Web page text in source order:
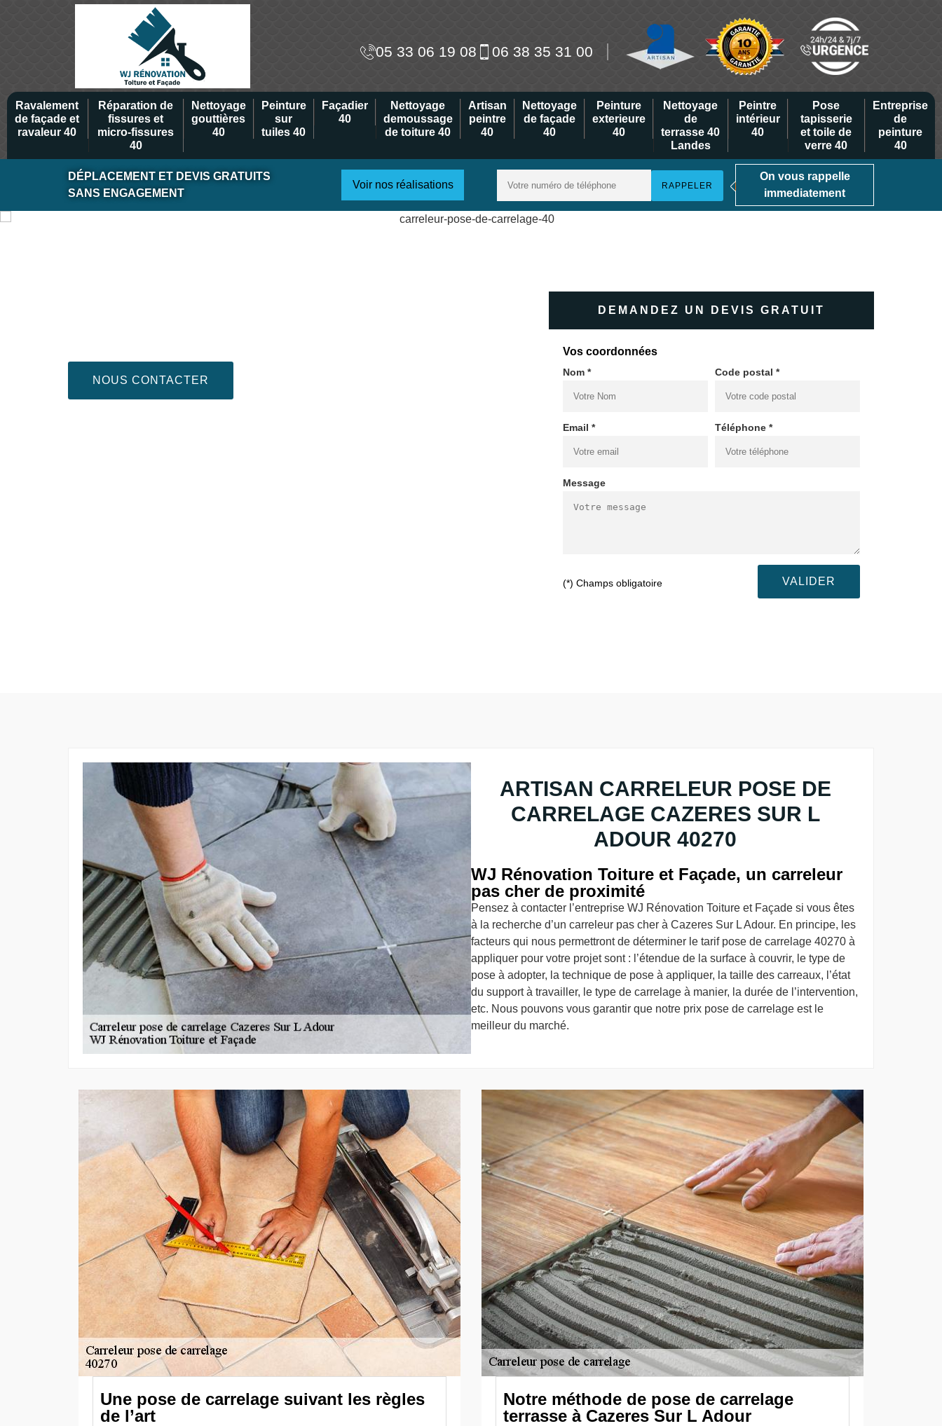
05 33 06 19 08 06 38 35 31 00
Ravalement
de façade et
ravaleur 40
Réparation de
fissures et
micro-fissures
40
Nettoyage
gouttières
40
Peinture
sur
tuiles 40
Façadier
40
Nettoyage
demoussage
de toiture 40
Artisan
peintre
40
Nettoyage
de façade
40
Peinture
exterieure
40
Nettoyage
de
terrasse 40
Landes
Peintre
intérieur
40
Pose
tapisserie
et toile de
verre 40
Entreprise
de
peinture
40
DÉPLACEMENT ET DEVIS GRATUITS
SANS ENGAGEMENT
Voir nos réalisations
On vous rappelle
immediatement
NOUS CONTACTER
DEMANDEZ UN DEVIS GRATUIT
Vos coordonnées
Nom * Code postal *
Email * Téléphone *
Message
(*) Champs obligatoire
ARTISAN CARRELEUR POSE DE
CARRELAGE CAZERES SUR L
ADOUR 40270
WJ Rénovation Toiture et Façade, un carreleur
pas cher de proximité
Pensez à contacter l’entreprise WJ Rénovation Toiture et Façade si vous êtes
à la recherche d’un carreleur pas cher à Cazeres Sur L Adour. En principe, les
facteurs qui nous permettront de déterminer le tarif pose de carrelage 40270 à
appliquer pour votre projet sont : l’étendue de la surface à couvrir, le type de
pose à adopter, la technique de pose à appliquer, la taille des carreaux, l’état
du support à travailler, le type de carrelage à manier, la durée de l’intervention,
etc. Nous pouvons vous garantir que notre prix pose de carrelage est le
meilleur du marché.
Une pose de carrelage suivant les règles
de l’art
Notre méthode de pose de carrelage
terrasse à Cazeres Sur L Adour